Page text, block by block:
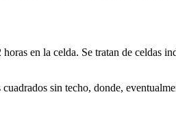
en la celda. Se tratan de celdas
sin techo, donde,